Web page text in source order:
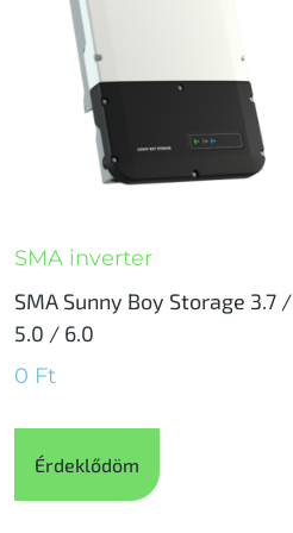
SMA inverter
SMA Sunny Boy Storage 3.7 /
5.0 / 6.0
0 Ft
Érdeklődöm